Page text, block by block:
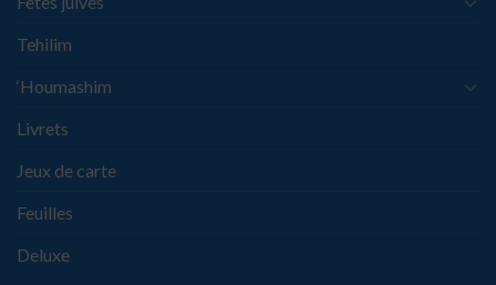
Tehilim
‘Houmashim
Livrets
Jeux de carte
Feuilles
Deluxe